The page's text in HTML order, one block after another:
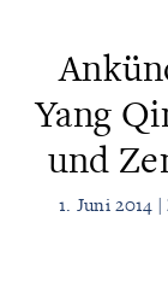
Yang
und
1. Juni 2014